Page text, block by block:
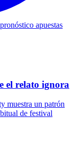
pronóstico apuestas
el relato ignora
muestra un patrón
de festival